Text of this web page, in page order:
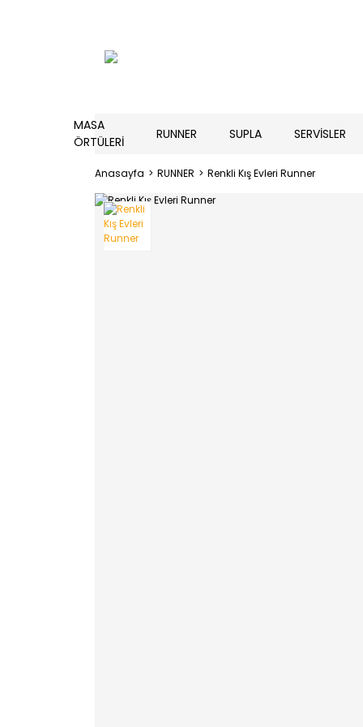
MASA
ÖRTÜLERİ
RUNNER SUPLA SERVİSLER
Anasayfa RUNNER Renkli Kış Evleri Runner